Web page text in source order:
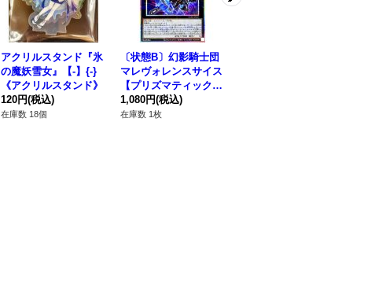
アクリルスタンド『氷
の魔妖雪女』【-】{-}
《アクリルスタンド》
120円(税込)
在庫数 18個
〔状態B〕幻影騎士団
マレヴォレンスサイス
【プリズマティックシ
ークレット】{CORI-J
P037}《エクシーズ》
1,080円(税込)
在庫数 1枚